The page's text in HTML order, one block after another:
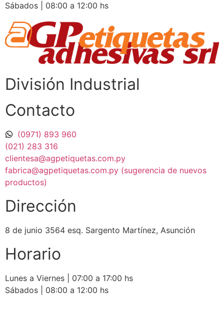
Sábados | 08:00 a 12:00 hs
División Industrial​
Contacto
(0971) 893 960
(021) 283 316
clientesa@agpetiquetas.com.py
fabrica@agpetiquetas.com.py (sugerencia de nuevos
productos)
Dirección
8 de junio 3564 esq. Sargento Martínez, Asunción
Horario
Lunes a Viernes | 07:00 a 17:00 hs
Sábados | 08:00 a 12:00 hs